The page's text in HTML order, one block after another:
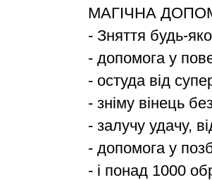
МАГІЧНА
- Зняття будь-
- допомога у
- остуда від
- зніму вінець
- залучу удачу,
- допомога у
- і понад 1000